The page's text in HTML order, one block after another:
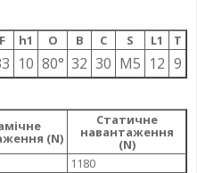
F h1 О B C S L1 T
10 80° 32 30 M5 12 9
(N)
Статичне
навантаження
(N)
1180